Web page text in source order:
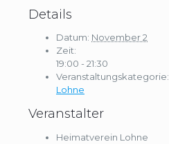
Details
Datum: November 2
Zeit:
19:00 - 21:30
Veranstaltungskategorie:
Lohne
Veranstalter
Heimatverein Lohne